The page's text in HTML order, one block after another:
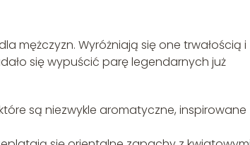
mężczyzn. Wyróżniają się one trwałością i
się wypuścić parę legendarnych już
są niezwykle aromatyczne, inspirowane